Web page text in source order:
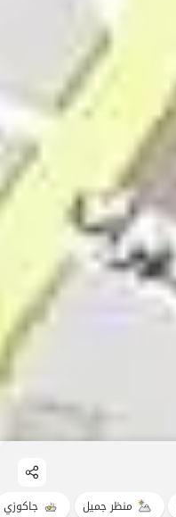
منظر جميل جاكوزي